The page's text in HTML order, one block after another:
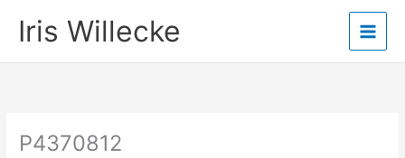
InhaltIris Willecke
P4370812